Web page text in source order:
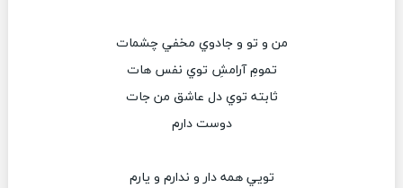
من و تو و جادوي مخفي چشمات
تمومِ آرامشِ توي نفس هات
ثابته توي دل عاشق من جات
دوست دارم
تويي همه دار و ندارم و يارم